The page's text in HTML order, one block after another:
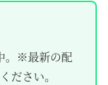
。※最新の配
ださい。